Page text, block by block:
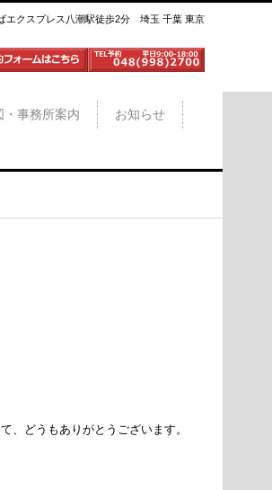
エクスプレス八潮駅徒歩2分 埼玉 千葉 東京
・事務所案内 お知らせ
、どうもありがとうございます。